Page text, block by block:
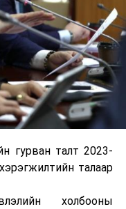
гурван талт 2023-
талаар
холбооны